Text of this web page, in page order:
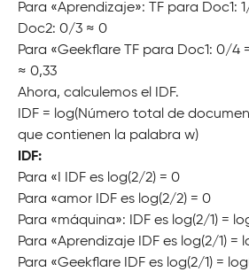
Para «Aprendizaje»: TF para Doc1:
Doc2: 0/3 ≈ 0
Para «Geekflare TF para Doc1: 0/4
≈ 0,33
Ahora, calculemos el IDF.
IDF = log(Número total de
que contienen la palabra w)
IDF:
Para «I IDF es log(2/2) = 0
Para «amor IDF es log(2/2) = 0
Para «máquina»: IDF es log(2/1) =
Para «Aprendizaje IDF es log(2/1) =
Para «Geekflare IDF es log(2/1) =